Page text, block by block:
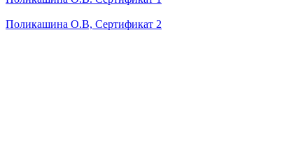
Поликашина О.В, Сертификат 2